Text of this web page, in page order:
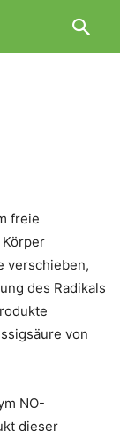
freie
verschieben,
des Radikals
von
NO-
dieser